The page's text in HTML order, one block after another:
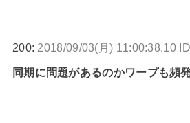
200: 2018/09/03(月) 11:00:38.10
同期に問題があるのかワープも頻